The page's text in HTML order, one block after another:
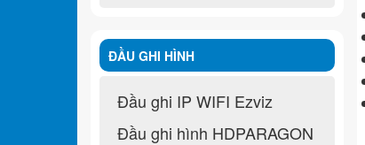
ĐẦU GHI HÌNH
Đầu ghi IP WIFI Ezviz
Đầu ghi hình HDPARAGON